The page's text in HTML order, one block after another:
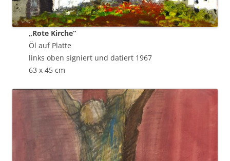
„Rote Kirche“
Öl auf Platte
links oben signiert und datiert 1967
63 x 45 cm